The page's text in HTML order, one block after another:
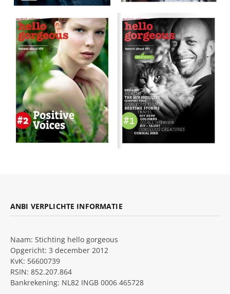
ANBI VERPLICHTE INFORMATIE
Naam: Stichting hello gorgeous
Opgericht: 3 december 2012
KvK: 56600739
RSIN: 852.207.864
Bankrekening: NL82 INGB 0006 465728